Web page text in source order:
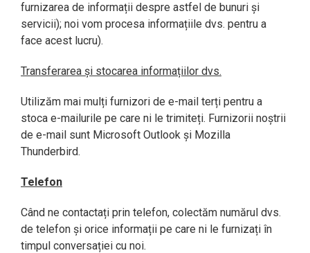
furnizarea de informații despre astfel de bunuri și
servicii); noi vom procesa informațiile dvs. pentru a
face acest lucru).
Transferarea și stocarea informațiilor dvs.
Utilizăm mai mulți furnizori de e-mail terți pentru a
stoca e-mailurile pe care ni le trimiteți. Furnizorii noștrii
de e-mail sunt Microsoft Outlook și Mozilla
Thunderbird.
Telefon
Când ne contactați prin telefon, colectăm numărul dvs.
de telefon și orice informații pe care ni le furnizați în
timpul conversației cu noi.